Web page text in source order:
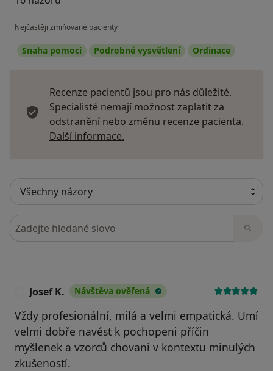
Nejčastěji zmiňované pacienty
Snaha pomoci Podrobné vysvětlení Ordinace
Recenze pacientů jsou pro nás důležité.
Specialisté nemají možnost zaplatit za
odstranění nebo změnu recenze pacienta.
Další informace.
Hledejte v názorech
Josef K. Návštěva ověřená
Vždy profesionální, milá a velmi empatická. Umí
velmi dobře navést k pochopeni příčin
myšlenek a vzorců chovani v kontextu minulých
zkušeností.